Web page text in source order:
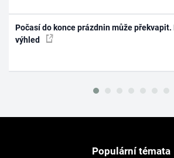
Počasí do konce prázdnin může
výhled
Populární témata